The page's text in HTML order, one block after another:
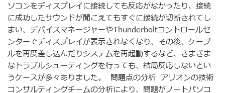
ソコンをディスプレイに接続しても反応がなかったり、接続
に成功したサウンドが聞こえてもすぐに接続が切断されてし
まい、デバイスマネージャーやThunderboltコントロールセ
ンターでディスプレイが表示されなくなり、その後、ケーブ
ルを再度差し込んだりシステムを再起動するなど、さまざま
なトラブルシューティングを行っても、結局反応しないとい
うケースが多々ありました。 問題点の分析 アリオンの技術
コンサルティングチームの分析により、問題がノートパソコ